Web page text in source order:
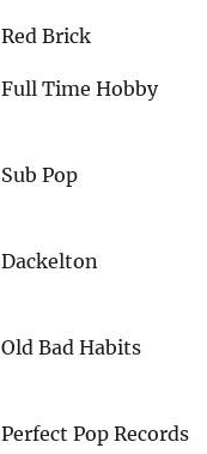
Red Brick
Full Time Hobby
Sub Pop
Dackelton
Old Bad Habits
Perfect Pop Records